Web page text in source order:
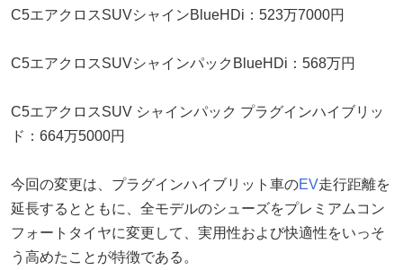
C5エアクロスSUVシャインBlueHDi：523万7000円
C5エアクロスSUVシャインパックBlueHDi：568万円
C5エアクロスSUV シャインパック プラグインハイブリッ
ド：664万5000円
今回の変更は、プラグインハイブリット車のEV走行距離を
延長するとともに、全モデルのシューズをプレミアムコン
フォートタイヤに変更して、実用性および快適性をいっそ
う高めたことが特徴である。